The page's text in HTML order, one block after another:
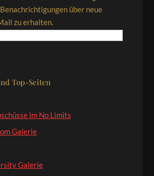
über neue
zu erhalten.
Top-Seiten
im No Limits
Galerie
Galerie